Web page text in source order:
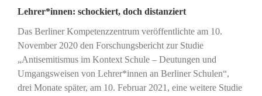
Lehrer*innen: schockiert, doch distanziert
Das Berliner Kompetenzzentrum veröffentlichte am 10.
November 2020 den Forschungsbericht zur Studie
„Antisemitismus im Kontext Schule – Deutungen und
Umgangsweisen von Lehrer*innen an Berliner Schulen“,
drei Monate später, am 10. Februar 2021, eine weitere Studie